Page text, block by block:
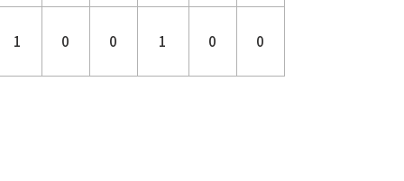
1 0 0 1 0 0